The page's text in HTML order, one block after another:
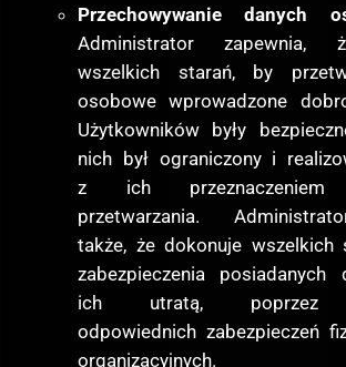
Przechowywanie danych
Administrator zapewnia,
wszelkich starań, by
osobowe wprowadzone
Użytkowników były
nich był ograniczony i
z ich
przetwarzania.
także, że dokonuje wszelkich
zabezpieczenia posiadanych
ich utratą, poprzez
odpowiednich zabezpieczeń
organizacyjnych.